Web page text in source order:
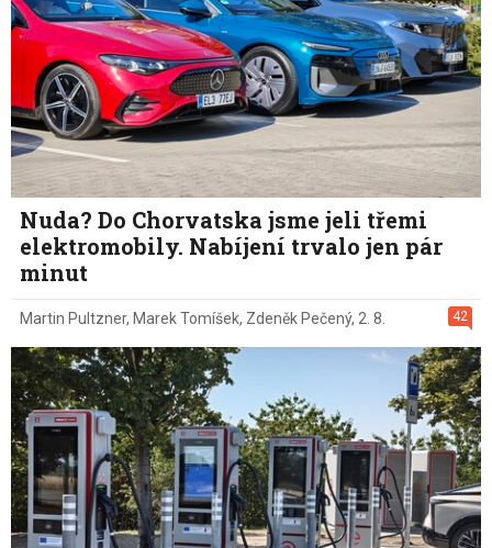
Nuda? Do Chorvatska jsme jeli třemi
elektromobily. Nabíjení trvalo jen pár
minut
42
Martin Pultzner, Marek Tomíšek, Zdeněk Pečený, 2. 8.